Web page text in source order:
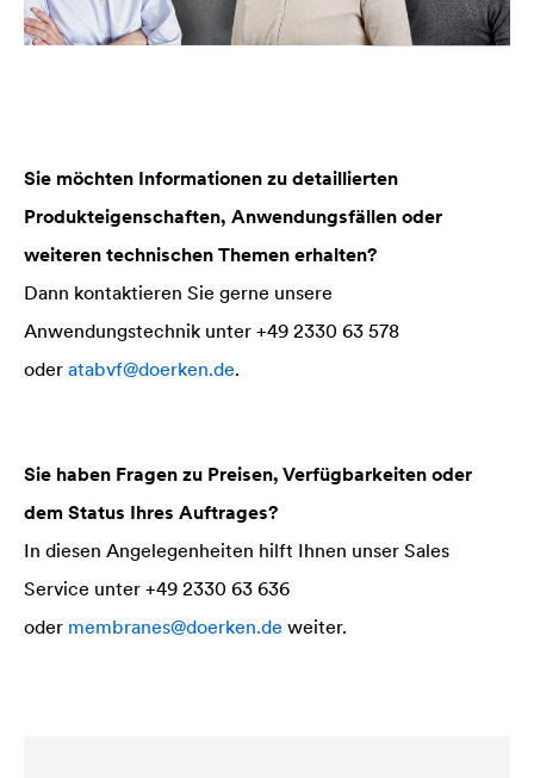
Sie möchten Informationen zu detaillierten
Produkteigenschaften, Anwendungsfällen oder
weiteren technischen Themen erhalten?
Dann kontaktieren Sie gerne unsere
Anwendungstechnik unter +49 2330 63 578
oder atabvf@doerken.de.
Sie haben Fragen zu Preisen, Verfügbarkeiten oder
dem Status Ihres Auftrages?
In diesen Angelegenheiten hilft Ihnen unser Sales
Service unter +49 2330 63 636
oder membranes@doerken.de weiter.